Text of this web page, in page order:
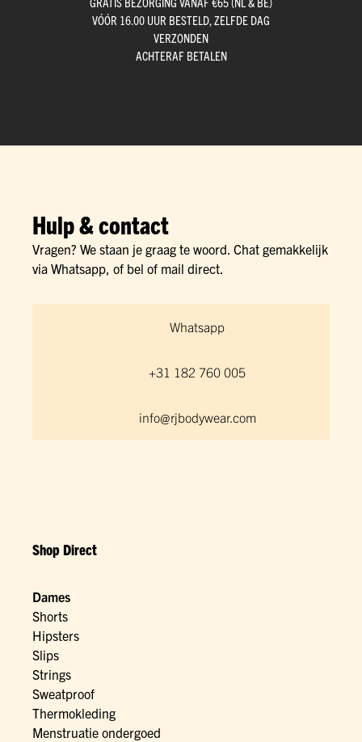
VÓÓR 16.00 UUR BESTELD, ZELFDE DAG
VERZONDEN
ACHTERAF BETALEN
Hulp & contact
Vragen? We staan je graag te woord. Chat gemakkelijk
via Whatsapp, of bel of mail direct.
Whatsapp
+31 182 760 005
info@rjbodywear.com
Shop Direct
Dames
Shorts
Hipsters
Slips
Strings
Sweatproof
Thermokleding
Menstruatie ondergoed